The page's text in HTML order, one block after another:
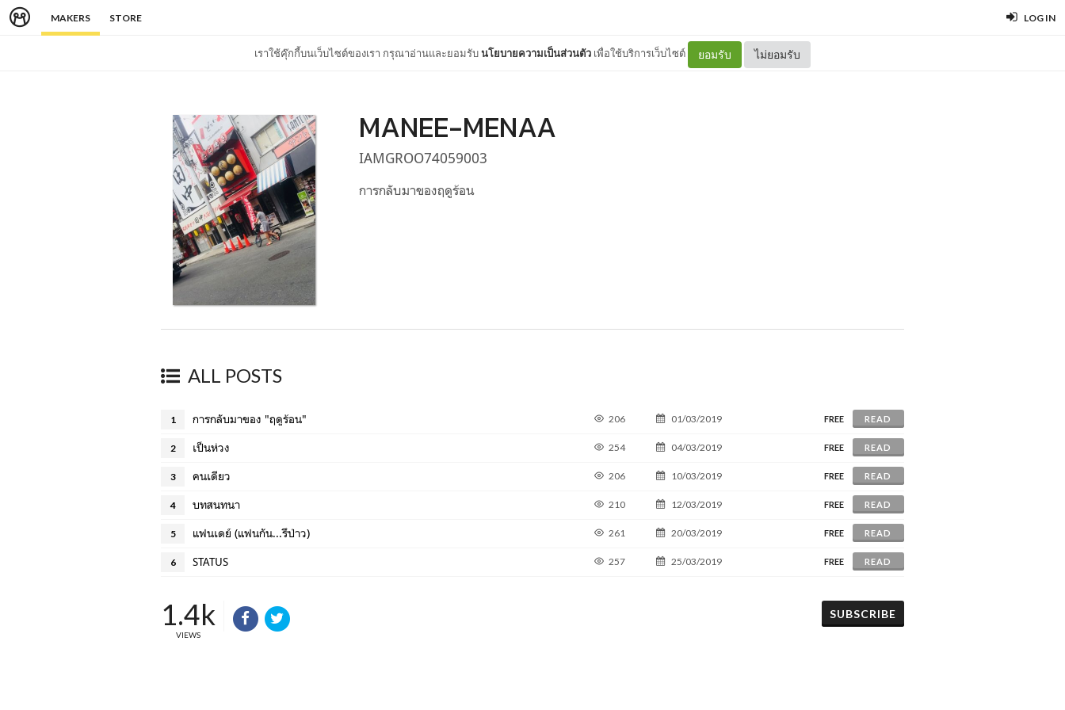
MAKERS STORE LOG IN
เราใช้คุ๊กกี้บนเว็บไซต์ของเรา กรุณาอ่านและยอมรับนโยบายความเป็นส่วนตัว เพื่อใช้บริการเว็บไซต์ ยอมรับ ไม่ยอมรับ
MANEE-MENAA
IAMGROO74059003
การกลับมาของฤดูร้อน
ALL POSTS
1 การกลับมาของ "ฤดูร้อน" 206 01/03/2019 FREE READ
2 เป็นห่วง 254 04/03/2019 FREE READ
3 คนเดียว 206 10/03/2019 FREE READ
4 บทสนทนา 210 12/03/2019 FREE READ
5 แฟนเดย์ (แฟนกัน...รึป่าว) 261 20/03/2019 FREE READ
6 STATUS 257 25/03/2019 FREE READ
1.4k
VIEWS
SUBSCRIBE